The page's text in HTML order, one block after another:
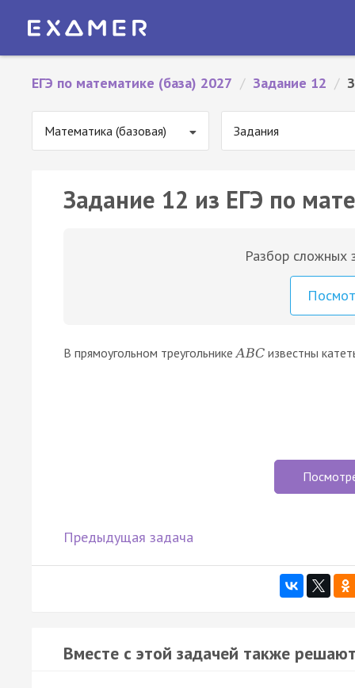
ЕГЭ по математике (база) 2027 / Задание 12 /
Математика (базовая) Задания
Задание 12 из ЕГЭ по
Разбор сложных
В прямоугольном треугольнике ABC известны
Предыдущая задача
Вместе с этой задачей также